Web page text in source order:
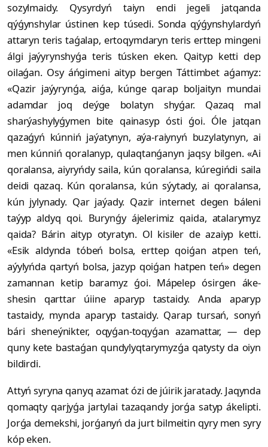
sozylmaidy. Qysyrdyń taiyn endi jegeli jatqanda
qýǵynshylar ústinen kep túsedi. Sonda qýǵynshylardyń
attaryn teris taǵalap, ertoqymdaryn teris erttep mingeni
álgi jaýyrynshyǵa teris túsken eken. Qaityp ketti dep
oilaǵan. Osy áńgimeni aityp bergen Táttimbet aǵamyz:
«Qazir jaýyrynǵa, aiǵa, kúnge qarap boljaityn mundai
adamdar joq deýge bolatyn shyǵar. Qazaq mal
sharýashylyǵymen bite qainasyp ósti ǵoi. Óle jatqan
qazaǵyń kúnniń jaýatynyn, aýa-raiynyń buzylatynyn, ai
men kúnniń qoralanyp, qulaqtanǵanyn jaqsy bilgen. «Ai
qoralansa, aiyryńdy saila, kún qoralansa, kúregińdi saila
deidi qazaq. Kún qoralansa, kún sýytady, ai qoralansa,
kún jylynady. Qar jaýady. Qazir internet degen báleni
taýyp aldyq qoi. Burynǵy ájelerimiz qaida, atalarymyz
qaida? Bárin aityp otyratyn. Ol kisiler de azaiyp ketti.
«Esik aldynda tóbeń bolsa, erttep qoiǵan atpen teń,
aýylyńda qartyń bolsa, jazyp qoiǵan hatpen teń» degen
zamannan ketip baramyz ǵoi. Mápelep ósirgen áke-
shesin qarttar úiine aparyp tastaidy. Anda aparyp
tastaidy, mynda aparyp tastaidy. Qarap tursań, sonyń
bári sheneýnikter, oqyǵan-toqyǵan azamattar, — dep
quny kete bastaǵan qundylyqtarymyzǵa qatysty da oiyn
bildirdi.
Attyń syryna qanyq azamat ózi de júirik jaratady. Jaqynda
qomaqty qarjyǵa jartylai tazaqandy jorǵa satyp ákelipti.
Jorǵa demekshi, jorǵanyń da jurt bilmeitin qyry men syry
kóp eken.